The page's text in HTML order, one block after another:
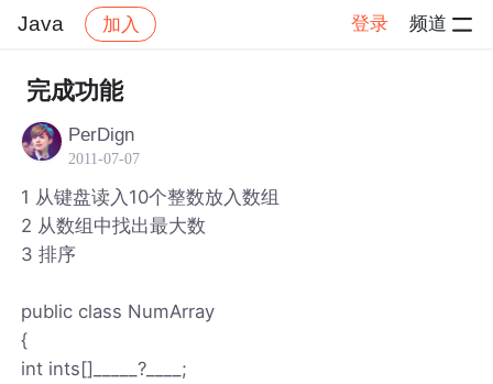
Java 加入 登录 频道
社区 Java
完成功能
PerDign
2011-07-07
1 从键盘读入10个整数放入数组
2 从数组中找出最大数
3 排序
public class NumArray
{
int ints[]_____?____;